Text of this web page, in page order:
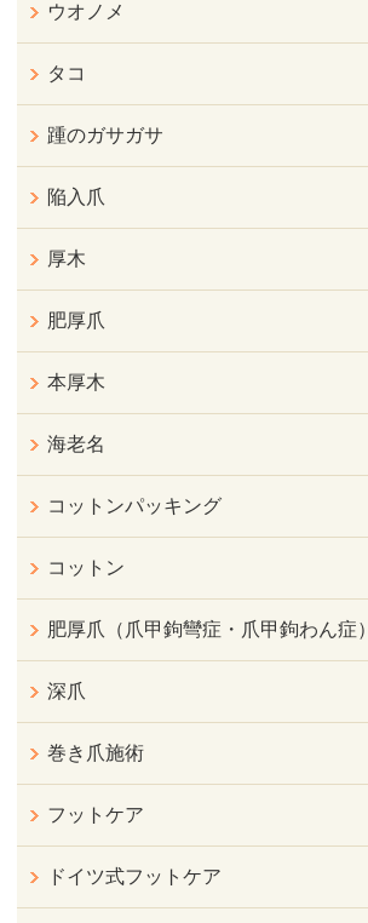
ウオノメ
タコ
踵のガサガサ
陥入爪
厚木
肥厚爪
本厚木
海老名
コットンパッキング
コットン
肥厚爪（爪甲鉤彎症・爪甲鉤わん症）
深爪
巻き爪施術
フットケア
ドイツ式フットケア